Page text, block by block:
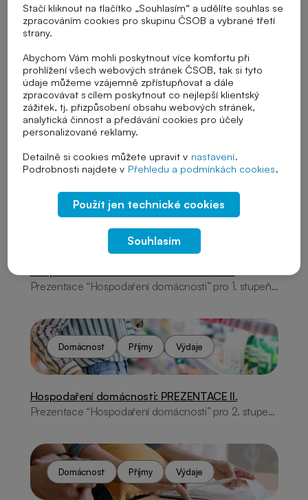
Téma výuky
Řazení
Zrušit vybrané filtry
Prezentace “Hospodaření domácnosti” pro 1. stupeň
se seznámí s příjmy, výdaji, rozpočtem, spořením a
půjčkami. Prezentace obsahuje praktické úkoly,
názorné příklady a bonusové sekce, například šetřící
tipy nebo rozdíly mezi zaměstnáním a podnikáním.
Domácnost Příjmy Výdaje
Hospodaření domácnosti: PREZENTACE II.
Prezentace “Hospodaření domácnosti” pro 2. stupeň
se seznámí s příjmy, výdaji, rozpočtem, spořením a
půjčkami. Prezentace obsahuje praktické úkoly,
názorné příklady a bonusové sekce, například šetřící
tipy nebo rozdíly mezi zaměstnáním a podnikáním.
Domácnost Příjmy Výdaje
Stačí kliknout na tlačítko „Souhlasím“ a udělíte souhlas se
zpracováním cookies pro skupinu ČSOB a vybrané třetí
strany.
Abychom Vám mohli poskytnout více komfortu při
prohlížení všech webových stránek ČSOB, tak si tyto
údaje můžeme vzájemně zpřístupňovat a dále
zpracovávat s cílem poskytnout co nejlepší klientský
zážitek, tj. přizpůsobení obsahu webových stránek,
analytická činnost a předávání cookies pro účely
personalizované reklamy.
Detailně si cookies můžete upravit v nastavení.
Podrobnosti najdete v Přehledu a podmínkách cookies.
Použít jen technické cookies
Souhlasím